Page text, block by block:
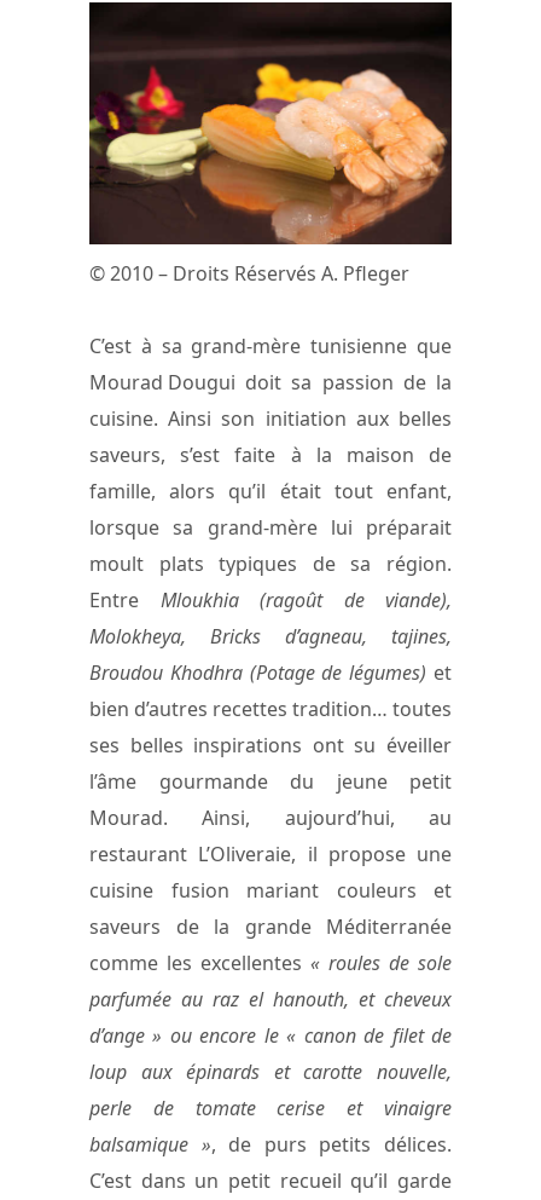
© 2010 – Droits Réservés A. Pfleger
C’est à sa grand-mère tunisienne que
Mourad Dougui doit sa passion de la
cuisine. Ainsi son initiation aux belles
saveurs, s’est faite à la maison de
famille, alors qu’il était tout enfant,
lorsque sa grand-mère lui préparait
moult plats typiques de sa région.
Entre Mloukhia (ragoût de viande),
Molokheya, Bricks d’agneau, tajines,
Broudou Khodhra (Potage de légumes) et
bien d’autres recettes tradition… toutes
ses belles inspirations ont su éveiller
l’âme gourmande du jeune petit
Mourad. Ainsi, aujourd’hui, au
restaurant L’Oliveraie, il propose une
cuisine fusion mariant couleurs et
saveurs de la grande Méditerranée
comme les excellentes « roules de sole
parfumée au raz el hanouth, et cheveux
d’ange » ou encore le « canon de filet de
loup aux épinards et carotte nouvelle,
perle de tomate cerise et vinaigre
balsamique », de purs petits délices.
C’est dans un petit recueil qu’il garde